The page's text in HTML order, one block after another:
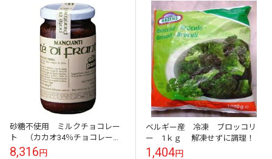
砂糖不使用 ミルクチョコレー
ト （カカオ34％チョコレー
ト） 小判状 2ｋｇ フランス
8,316円
ベルギー産 冷凍 ブロッコリ
ー 1ｋｇ 解凍せずに調理！
1,404円